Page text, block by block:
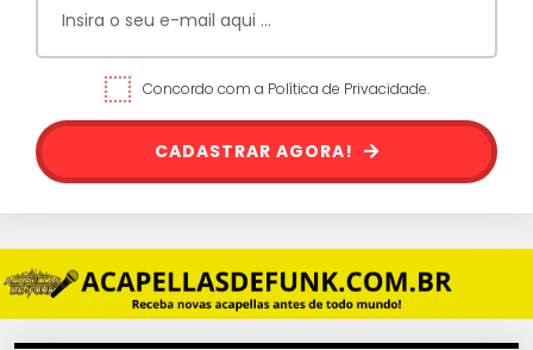
Concordo com a Política de Privacidade.
CADASTRAR AGORA!